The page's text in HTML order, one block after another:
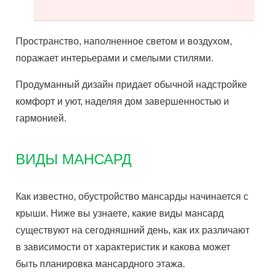
Пространство, наполненное светом и воздухом,
поражает интерьерами и смелыми стилями.
Продуманный дизайн придает обычной надстройке
комфорт и уют, наделяя дом завершенностью и
гармонией.
ВИДЫ МАНСАРД
Как известно, обустройство мансарды начинается с
крыши. Ниже вы узнаете, какие виды мансард
существуют на сегодняшний день, как их различают
в зависимости от характеристик и какова может
быть планировка мансардного этажа.